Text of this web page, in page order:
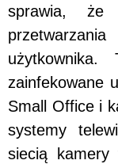
sprawia,
użytkownika.
zainfekowane
Small Office i
systemy
siecią